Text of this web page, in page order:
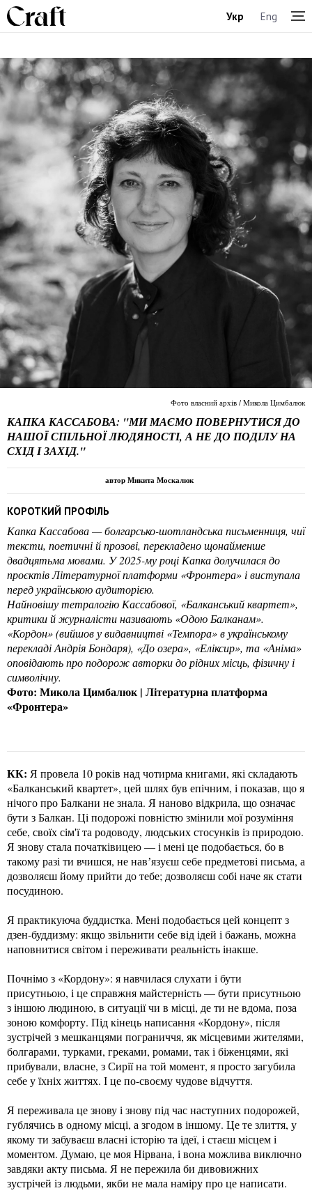
Укр Eng
КАПКА КАССАБОВА: "МИ МАЄМО ПОВЕРНУТИСЯ ДО
НАШОЇ СПІЛЬНОЇ ЛЮДЯНОСТІ, А НЕ ДО ПОДІЛУ НА
СХІД І ЗАХІД."
Фото власний архів / Микола Цимбалюк
автор Микита Москалюк
КОРОТКИЙ ПРОФІЛЬ
Капка Кассабова — болгарсько-шотландська письменниця, чиї
тексти, поетичні й прозові, перекладено щонайменше
двадцятьма мовами. У 2025-му році Капка долучилася до
проєктів Літературної платформи «Фронтера» і виступала
перед українською аудиторією.
Найновішу тетралогію Кассабової, «Балканський квартет»,
критики й журналісти називають «Одою Балканам».
«Кордон» (вийшов у видавництві «Темпора» в українському
перекладі Андрія Бондаря), «До озера», «Еліксир», та «Аніма»
оповідають про подорож авторки до рідних місць, фізичну і
символічну.
Фото: Микола Цимбалюк | Літературна платформа
«Фронтера»
КК: Я провела 10 років над чотирма книгами, які складають
«Балканський квартет», цей шлях був епічним, і показав, що я
нічого про Балкани не знала. Я наново відкрила, що означає
бути з Балкан. Ці подорожі повністю змінили мої розуміння
себе, своїх сім'ї та родоводу, людських стосунків із природою.
Я знову стала початківицею — і мені це подобається, бо в
такому разі ти вчишся, не навʼязуєш себе предметові письма, а
дозволяєш йому прийти до тебе; дозволяєш собі наче як стати
посудиною.
Я практикуюча буддистка. Мені подобається цей концепт з
дзен-буддизму: якщо звільнити себе від ідей і бажань, можна
наповнитися світом і переживати реальність інакше.
Почнімо з «Кордону»: я навчилася слухати і бути
присутньою, і це справжня майстерність — бути присутньою
з іншою людиною, в ситуації чи в місці, де ти не вдома, поза
зоною комфорту. Під кінець написання «Кордону», після
зустрічей з мешканцями пограниччя, як місцевими жителями,
болгарами, турками, греками, ромами, так і біженцями, які
прибували, власне, з Сирії на той момент, я просто загубила
себе у їхніх життях. І це по-своєму чудове відчуття.
Я переживала це знову і знову під час наступних подорожей,
гублячись в одному місці, а згодом в іншому. Це те злиття, у
якому ти забуваєш власні історію та ідеї, і стаєш місцем і
моментом. Думаю, це моя Нірвана, і вона можлива виключно
завдяки акту письма. Я не пережила би дивовижних
зустрічей із людьми, якби не мала наміру про це написати.